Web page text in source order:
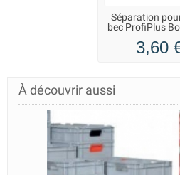
Séparation
bec ProfiPlus
3,60
À découvrir aussi